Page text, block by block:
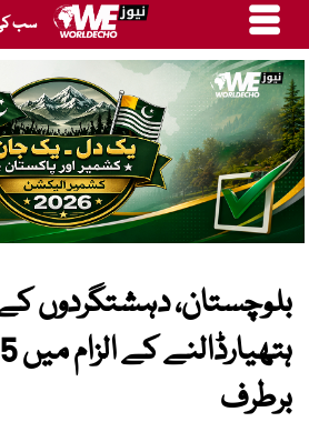
سب
بلوچستان، دہشتگردوں
برطرف